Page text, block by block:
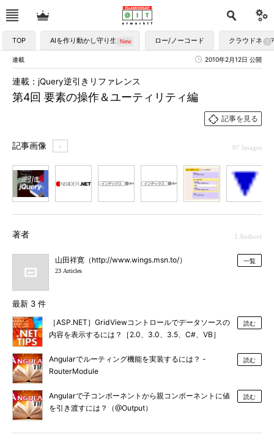
TOP AIを作り動かし守り生かす ロー/ノーコード クラウドネイ
連載 2010年2月12日 公開
第4回 要素の操作＆ユーティリティ編
連載：jQuery逆引きリファレンス
記事を見る
記事画像 ＋ 97 Images
著者 1 Authors
山田祥寛（http://www.wings.msn.to/）
23 Articles
一覧
最新 3 件
［ASP.NET］GridViewコントロールでデータソースの
内容を表示するには？［2.0、3.0、3.5、C#、VB］
読む
Angularでルーティング機能を実装するには？ -
RouterModule
読む
Angularで子コンポーネントから親コンポーネントに値
を引き渡すには？（@Output）
読む